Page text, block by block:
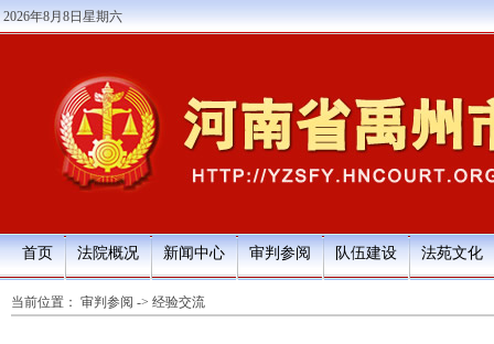
2026年8月8日星期六
首页 法院概况 新闻中心 审判参阅 队伍建设 法苑文化
当前位置： 审判参阅 -> 经验交流